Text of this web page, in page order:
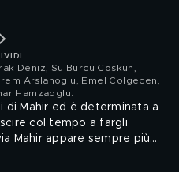
Deniz, Su Burcu Coskun,
Arslanoglu, Emel Colgecen,
Hamzaoglu
di Mahir ed è determinata a
col tempo a fargli
Mahir appare sempre più